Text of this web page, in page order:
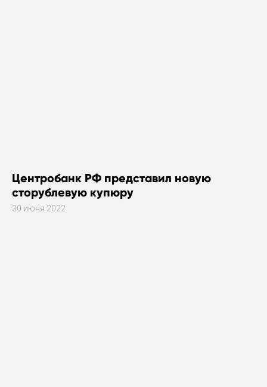
Центробанк РФ представил новую
сторублевую купюру
30 июня 2022